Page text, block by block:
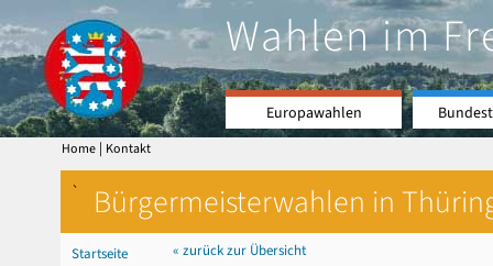
Wahlen im
Europawahlen
Home | Kontakt
` Bürgermeisterwahlen in
Startseite
« zurück zur Übersicht